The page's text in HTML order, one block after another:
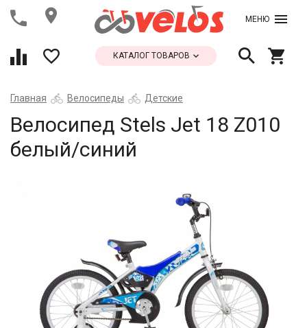
МЕНЮ
КАТАЛОГ ТОВАРОВ
Главная Велосипеды Детские
Велосипед Stels Jet 18 Z010
белый/синий